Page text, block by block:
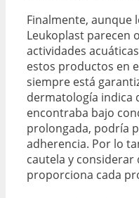
Finalmente, aunque
Leukoplast parecen
actividades
estos productos en
siempre está
dermatología indica
encontraba bajo
prolongada, podría
adherencia. Por lo
cautela y
proporciona cada